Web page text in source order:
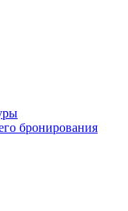
бронирования